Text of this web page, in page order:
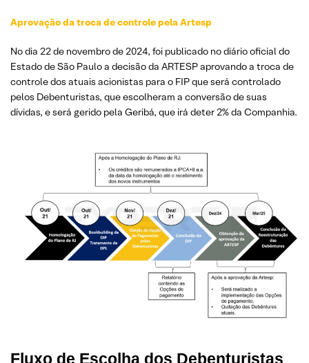
Aprovação da troca de controle pela Artesp
No dia 22 de novembro de 2024, foi publicado no diário oficial do
Estado de São Paulo a decisão da ARTESP aprovando a troca de
controle dos atuais acionistas para o FIP que será controlado
pelos Debenturistas, que escolheram a conversão de suas
dívidas, e será gerido pela Geribá, que irá deter 2% da Companhia.
Fluxo de Escolha dos Debenturistas